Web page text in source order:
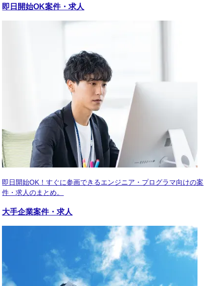
即日開始OK案件・求人
即日開始OK！すぐに参画できるエンジニア・プログラマ向けの案
件・求人のまとめ。
大手企業案件・求人